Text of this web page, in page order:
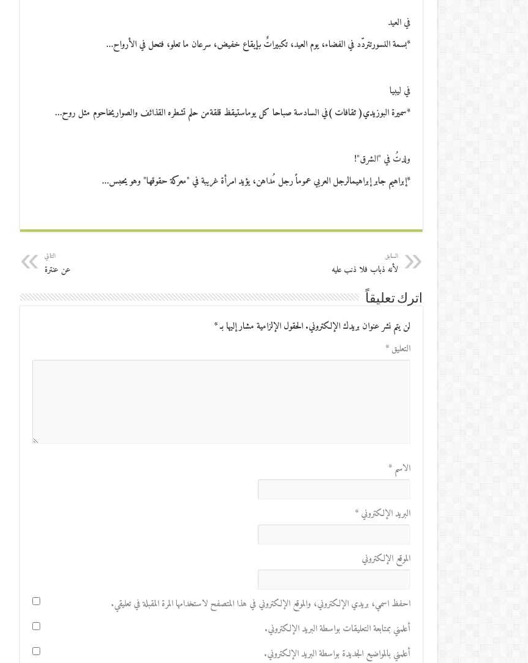
في العيد
*بسمة النسورتتردّد في الفضاء، يوم العيد، تكبيراتٌ بإيقاع خفيض، سرعان ما تعلو، فتحل في الأرواح…
في ليبيا
*سميرة البوزيدي( ثقافات )في السادسة صباحا كل يوماستيقظ قلقةمن حلم تشطره القذائف والصواريخاحوم مثل روح…
ولدتُ في "الشرق"!
*إبراهيم جابر إبراهيمالرجل العربي عموماً رجل مُداهن، يؤيد امرأة غريبة في "معركة حقوقها" وهو يحبس…
السابق
لأنه ذباب فلا ذنب عليه
التالي
عن عنترة
اترك تعليقاً
لن يتم نشر عنوان بريدك الإلكتروني. الحقول الإلزامية مشار إليها بـ*
التعليق*
الاسم*
البريد الإلكتروني*
الموقع الإلكتروني
احفظ اسمي، بريدي الإلكتروني، والموقع الإلكتروني في هذا المتصفح لاستخدامها المرة المقبلة في تعليقي.
أعلمني بمتابعة التعليقات بواسطة البريد الإلكتروني.
أعلمني بالمواضيع الجديدة بواسطة البريد الإلكتروني.